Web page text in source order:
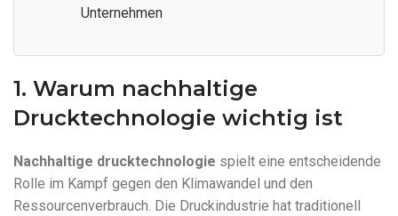
Unternehmen
1. Warum nachhaltige
Drucktechnologie wichtig ist
Nachhaltige drucktechnologie spielt eine entscheidende
Rolle im Kampf gegen den Klimawandel und den
Ressourcenverbrauch. Die Druckindustrie hat traditionell